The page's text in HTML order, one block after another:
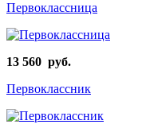
Первоклассница
13 560 руб.
Первоклассник